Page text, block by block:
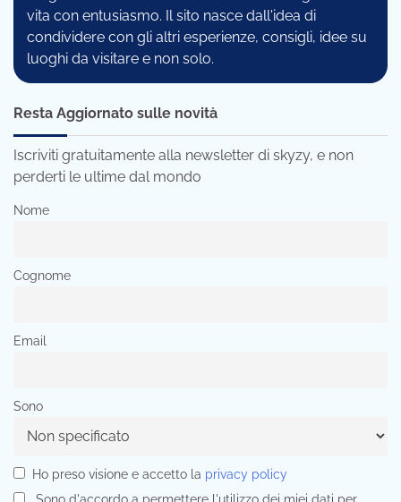
vita con entusiasmo. Il sito nasce dall'idea di
condividere con gli altri esperienze, consigli, idee su
luoghi da visitare e non solo.
Resta Aggiornato sulle novità
Iscriviti gratuitamente alla newsletter di skyzy, e non
perderti le ultime dal mondo
Nome
Cognome
Email
Sono
Ho preso visione e accetto la privacy policy
Sono d'accordo a permettere l'utilizzo dei miei dati per